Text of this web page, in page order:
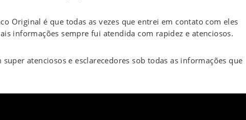
Original é que todas as vezes que entrei em contato com eles
informações sempre fui atendida com rapidez e atenciosos.
atenciosos e esclarecedores sob todas as informações que